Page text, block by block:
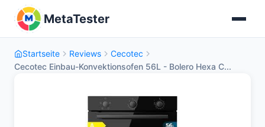
MetaTester
Startseite Reviews
Cecotec
Cecotec Einbau-Konvektionsofen 56L - Bolero Hexa C...